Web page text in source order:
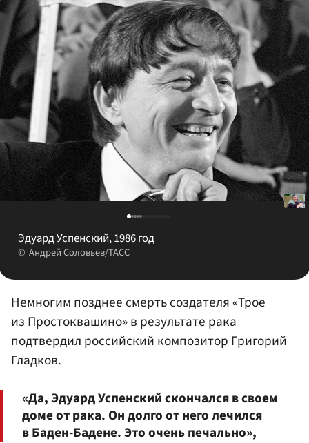
Эдуард Успенский, 1986 год
Андрей Соловьев/ТАСС
Немногим позднее смерть создателя «Трое
из Простоквашино» в результате рака
подтвердил российский композитор Григорий
Гладков.
«Да, Эдуард Успенский скончался в своем
доме от рака. Он долго от него лечился
в Баден-Бадене. Это очень печально»,